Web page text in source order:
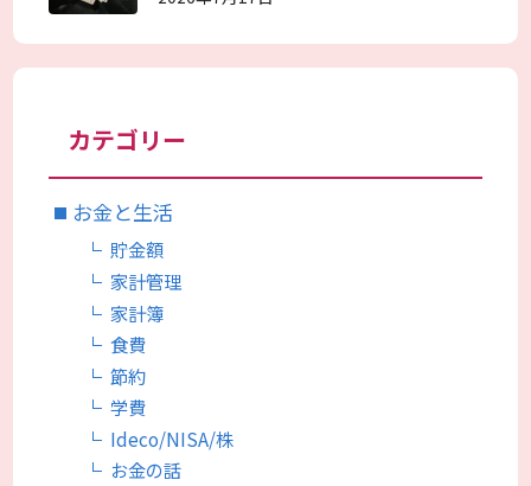
カテゴリー
お金と生活
貯金額
家計管理
家計簿
食費
節約
学費
Ideco/NISA/株
お金の話